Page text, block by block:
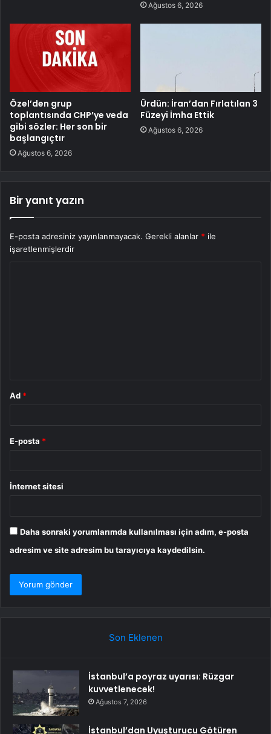
Ağustos 6, 2026
Özel’den grup
toplantısında CHP’ye veda
gibi sözler: Her son bir
başlangıçtır
Ağustos 6, 2026
Ürdün: İran’dan Fırlatılan 3
Füzeyi İmha Ettik
Ağustos 6, 2026
Bir yanıt yazın
E-posta adresiniz yayınlanmayacak. Gerekli alanlar * ile
işaretlenmişlerdir
Ad *
E-posta *
İnternet sitesi
Daha sonraki yorumlarımda kullanılması için adım, e-posta
adresim ve site adresim bu tarayıcıya kaydedilsin.
Son Eklenen
İstanbul’a poyraz uyarısı: Rüzgar
kuvvetlenecek!
Ağustos 7, 2026
İstanbul’dan Uyuşturucu Götüren